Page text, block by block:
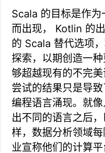
Scala 的目标是作
而出现， Kotlin 的
的 Scala 替代选项
探索，以期创造一
够超越现有的不完
尝试的结果只是导
编程语言涌现。就
出不同的语言之后
样，数据分析领域
业宣称他们的计算